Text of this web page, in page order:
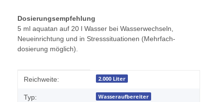
Dosierungsempfehlung
5 ml aquatan auf 20 l Wasser bei Wasserwechseln,
Neueinrichtung und in Stresssituationen (Mehr­fach­
dosierung möglich).
Produkteigenschaft
Wert
Reichweite: 2.000 Liter
Typ: Wasseraufbereiter